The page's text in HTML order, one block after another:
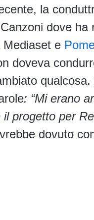
la
dove ha
e
doveva
: “Mi erano
progetto per
dovuto